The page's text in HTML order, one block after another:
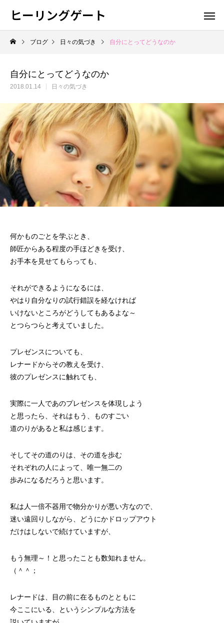
ヒーリングゲート
ブログ 日々の気づき 自分にとってどうなのか
自分にとってどうなのか
2018.01.14 日々の気づき
何かものごとを学ぶとき、
師匠からある程度の手ほどきを受け、
お手本を見せてもらっても、
それができるようになるには、
やはり自分なりの試行錯誤を経なければ
いけないところがどうしてもあるよな～
とつらつらと考えていました。
プレゼンスについても、
レナードからその教えを受け、
彼のプレゼンスに触れても、
実際に一人であのプレゼンスを体現しよう
と思ったら、それはもう、ものすごい
道のりがあると私は感じます。
そしてその道のりは、その道を歩む
それぞれの人によって、唯一無二の
歩みになるだろうと思います。
私は人一倍不器用で物分かりが悪い方なので、
迷い遠回りしながら、どうにかドロップアウト
だけはしないで続けていますが、
もう無理～！と思ったことも数知れません。
（＾＾；
レナードは、目の前に在るものとともに
今ここにいる、というシンプルな方法を